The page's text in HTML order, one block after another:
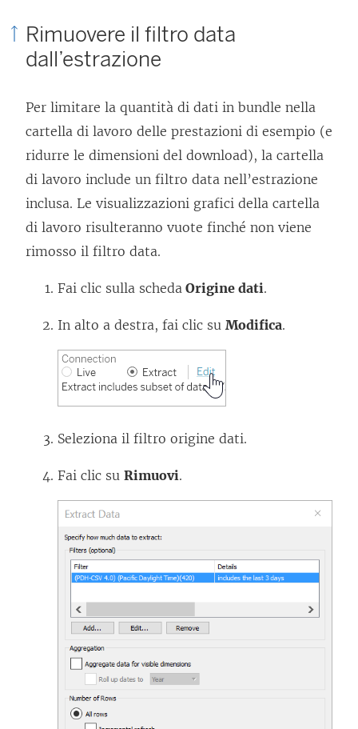
Rimuovere il filtro data
dall’estrazione
Per limitare la quantità di dati in bundle nella
cartella di lavoro delle prestazioni di esempio (e
ridurre le dimensioni del download), la cartella
di lavoro include un filtro data nell’estrazione
inclusa. Le visualizzazioni grafici della cartella
di lavoro risulteranno vuote finché non viene
rimosso il filtro data.
Fai clic sulla scheda Origine dati.
In alto a destra, fai clic su Modifica.
Seleziona il filtro origine dati.
Fai clic su Rimuovi.